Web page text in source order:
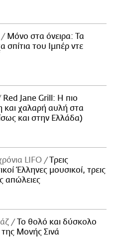
Μόνο στα όνειρα: Τα
σπίτια του Ιμπέρ ντε
Red Jane Grill: Η πιο
και χαλαρή αυλή στα
και στην Ελλάδα)
LIFO
Tρεις
Έλληνες μουσικοί, τρεις
απώλειες
Το θολό και δύσκολο
Μονής Σινά